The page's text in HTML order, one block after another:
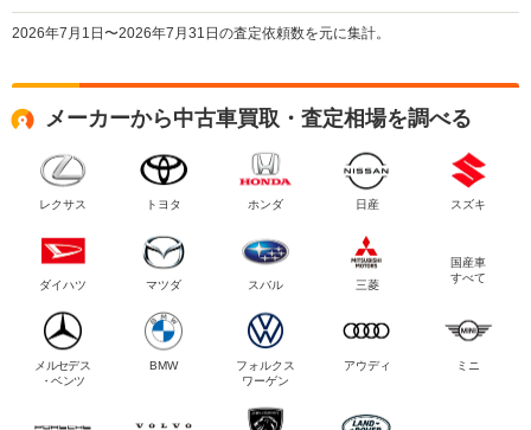
2026年7月1日〜2026年7月31日の査定依頼数を元に集計。
メーカーから中古車買取・査定相場を調べる
レクサス トヨタ ホンダ 日産 スズキ
ダイハツ マツダ スバル 三菱
国産車
すべて
メルセデス
・ベンツ
BMW
フォルクス
ワーゲン
アウディ ミニ